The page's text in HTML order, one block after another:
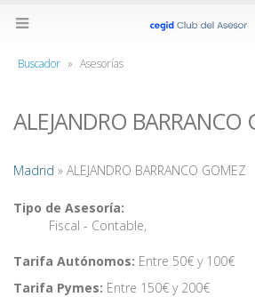
Buscador » Asesorías
ALEJANDRO BARRANCO
Madrid » ALEJANDRO BARRANCO GOMEZ
Tipo de Asesoría:
Fiscal - Contable,
Tarifa Autónomos: Entre 50€ y 100€
Tarifa Pymes: Entre 150€ y 200€